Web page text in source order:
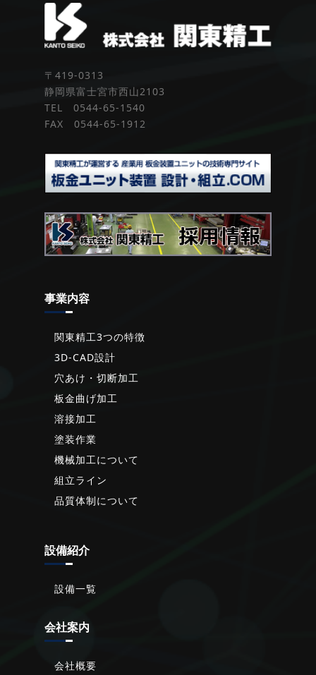
〒419-0313
静岡県富士宮市西山2103
TEL 0544-65-1540
FAX 0544-65-1912
事業内容
関東精工3つの特徴
3D-CAD設計
穴あけ・切断加工
板金曲げ加工
溶接加工
塗装作業
機械加工について
組立ライン
品質体制について
設備紹介
設備一覧
会社案内
会社概要